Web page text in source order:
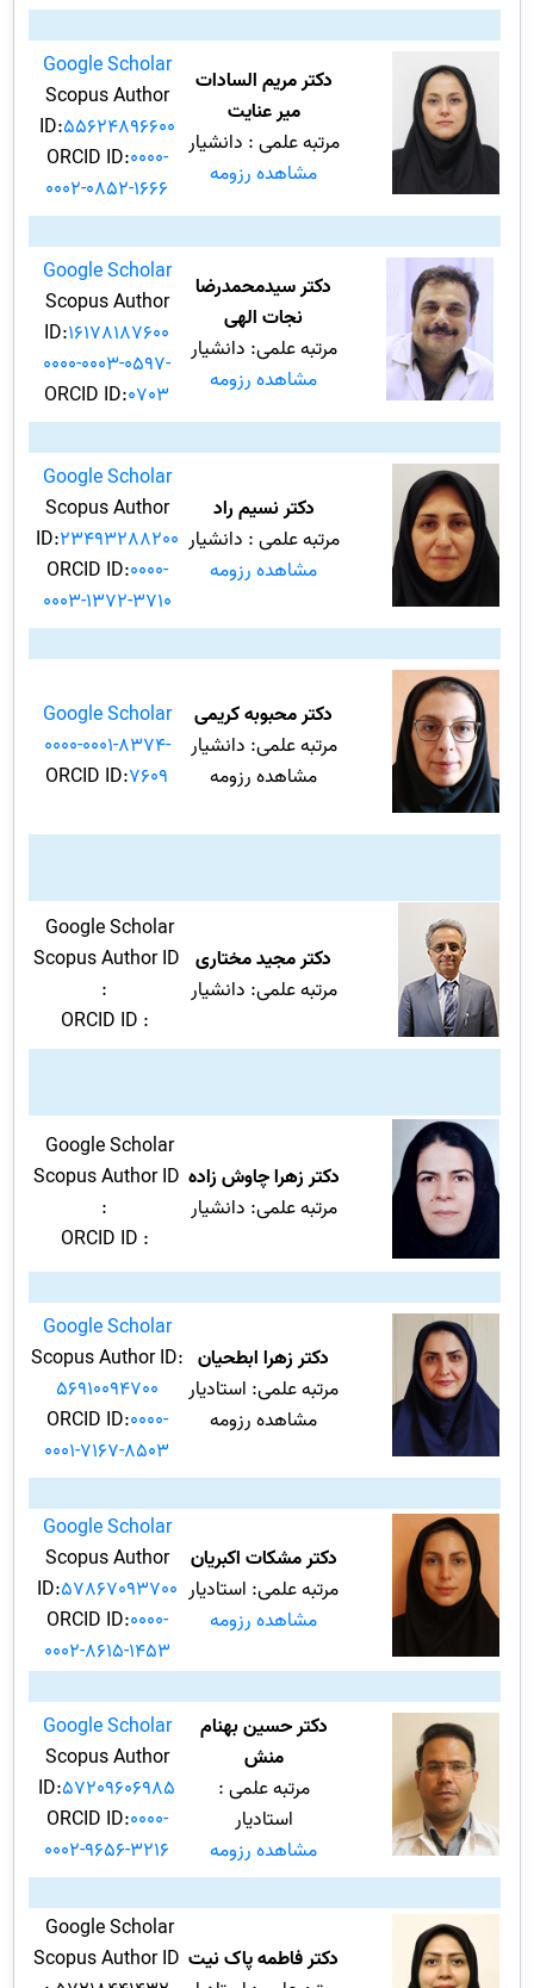
دکتر مریم السادات
میر عنایت
مرتبه علمی : دانشیار
مشاهده رزومه
Google Scholar
Scopus Author
ID:55624896600
ORCID ID:0000-
0002-0852-1666
دکتر سیدمحمدرضا
نجات الهی
مرتبه علمی: دانشیار
مشاهده رزومه
Google Scholar
Scopus Author
ID:16178187600
0000-0003-0597-
0703
:ORCID ID
دکتر نسیم راد
مرتبه علمی : دانشیار
مشاهده رزومه
Google Scholar
Scopus Author
ID:23493288200
ORCID ID:0000-
0003-1372-3710
دکتر محبوبه کریمی
مرتبه علمی: دانشیار
مشاهده رزومه
Google Scholar
0000-0001-8374-
7609
:ORCID ID
دکتر مجید مختاری
مرتبه علمی: دانشیار
Google Scholar
Scopus Author ID
:
ORCID ID :
دکتر زهرا چاوش زاده
مرتبه علمی: دانشیار
Google Scholar
Scopus Author ID
:
ORCID ID :
دکتر زهرا ابطحیان
مرتبه علمی: استادیار
مشاهده رزومه
Google Scholar
Scopus Author ID:
56910094700
ORCID ID:0000-
0001-7167-8503
دکتر مشکات اکبریان
مرتبه علمی: استادیار
مشاهده رزومه
Google Scholar
Scopus Author
ID:57867093700
ORCID ID:0000-
0002-8615-1453
دکتر حسین بهنام
منش
مرتبه علمی :
استادیار
مشاهده رزومه
Google Scholar
Scopus Author
ID:57209606985
ORCID ID:0000-
0002-9656-3216
دکتر فاطمه پاک نیت
Google Scholar
Scopus Author ID